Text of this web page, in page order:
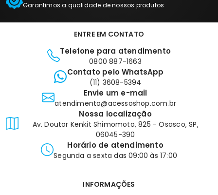
Garantimos a qualidade de nossos produtos
ENTRE EM CONTATO
Telefone para atendimento
0800 887-1663
Contato pelo WhatsApp
(11) 3608-5394
Envie um e-mail
atendimento@acessoshop.com.br
Nossa localização
Av. Doutor Kenkit Shimomoto, 825 - Osasco, SP,
06045-390
Horário de atendimento
Segunda a sexta das 09:00 às 17:00
INFORMAÇÕES